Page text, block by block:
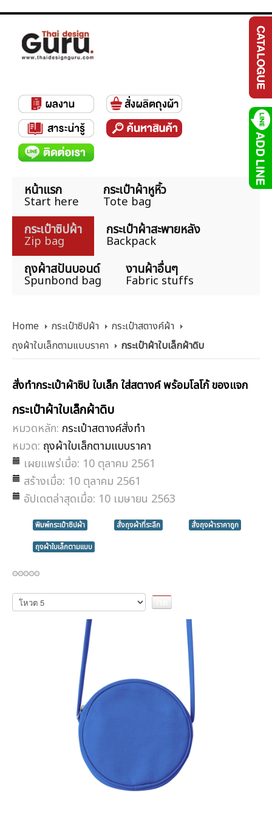
หน้าแรก
Start here
กระเป๋าผ้าหูหิ้ว
Tote bag
กระเป๋าซิปผ้า
Zip bag
กระเป๋าผ้าสะพายหลัง
Backpack
ถุงผ้าสปันบอนด์
Spunbond bag
งานผ้าอื่นๆ
Fabric stuffs
Home กระเป๋าซิปผ้า
กระเป๋าสตางค์ผ้า
ถุงผ้าใบเล็กตามแบบราคา
กระเป๋าผ้าใบเล็กผ้าดิบ
สั่งทำกระเป๋าผ้าซิป ใบเล็ก ใส่สตางค์ พร้อมโลโก้ ของแจก
กระเป๋าผ้าใบเล็กผ้าดิบ
หมวดหลัก: กระเป๋าสตางค์สั่งทำ
หมวด: ถุงผ้าใบเล็กตามแบบราคา
เผยแพร่เมื่อ: 10 ตุลาคม 2561
สร้างเมื่อ: 10 ตุลาคม 2561
อัปเดตล่าสุดเมื่อ: 10 เมษายน 2563
พิมพ์กระเป๋าซิปผ้า สั่งถุงผ้าที่ระลึก
สั่งถุงผ้าราคาถูก
ถุงผ้าใบเล็กตามแบบ
กรุณา
ให้